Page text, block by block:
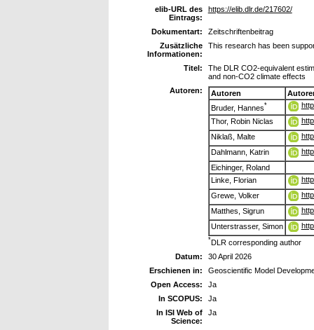
elib-URL des
Eintrags:
https://elib.dlr.de/217602/
Dokumentart:
Zeitschriftenbeitrag
Zusätzliche
Informationen:
This research has been
Titel:
The DLR CO2-equivalent
and non-CO2 climate effects
Autoren:
Autoren
Bruder, Hannes*
Thor, Robin Niclas
Niklaß, Malte
Dahlmann, Katrin
Eichinger, Roland
Linke, Florian
Grewe, Volker
Matthes, Sigrun
Unterstrasser, Simon
*DLR corresponding author
Datum:
30 April 2026
Erschienen in:
Geoscientific Model
Open Access:
Ja
In SCOPUS:
Ja
In ISI Web of
Science:
Ja